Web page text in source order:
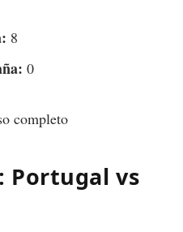
8
0
completo
Portugal vs